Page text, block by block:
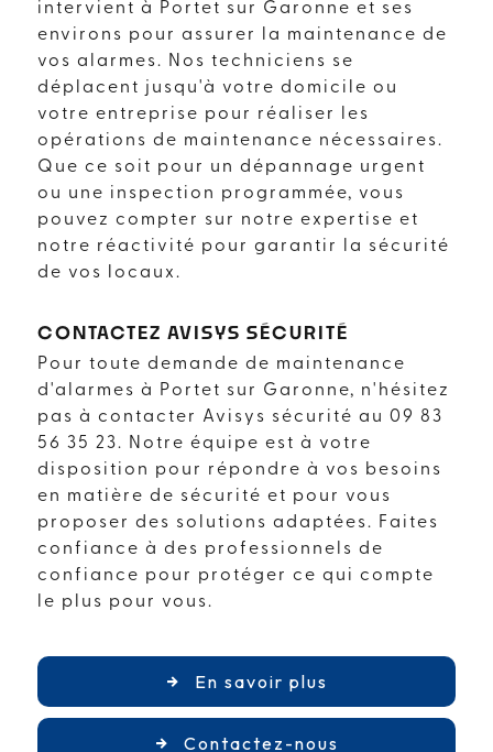
intervient à Portet sur Garonne et ses
environs pour assurer la maintenance de
vos alarmes. Nos techniciens se
déplacent jusqu'à votre domicile ou
votre entreprise pour réaliser les
opérations de maintenance nécessaires.
Que ce soit pour un dépannage urgent
ou une inspection programmée, vous
pouvez compter sur notre expertise et
notre réactivité pour garantir la sécurité
de vos locaux.
CONTACTEZ AVISYS SÉCURITÉ
Pour toute demande de maintenance
d'alarmes à Portet sur Garonne, n'hésitez
pas à contacter Avisys sécurité au 09 83
56 35 23. Notre équipe est à votre
disposition pour répondre à vos besoins
en matière de sécurité et pour vous
proposer des solutions adaptées. Faites
confiance à des professionnels de
confiance pour protéger ce qui compte
le plus pour vous.
En savoir plus
Contactez-nous